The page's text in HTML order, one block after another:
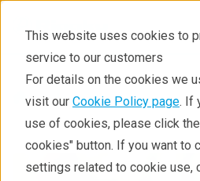
This website uses cookies to
service to our customers
For details on the cookies we
visit our Cookie Policy page. If
use of cookies, please click
cookies" button. If you want to
settings related to cookie use,
Industries